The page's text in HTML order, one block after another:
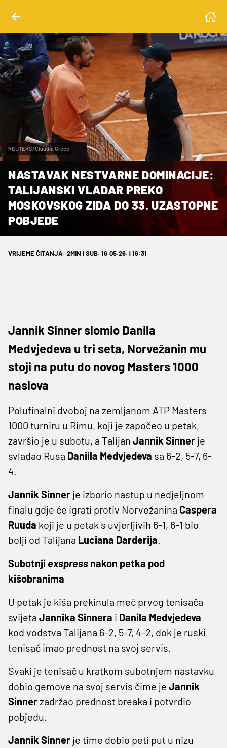
REUTERS/Claudia Greco
NASTAVAK NESTVARNE DOMINACIJE:
TALIJANSKI VLADAR PREKO
MOSKOVSKOG ZIDA DO 33. UZASTOPNE
POBJEDE
VRIJEME ČITANJA: 2MIN | SUB. 16.05.26. | 16:31
Jannik Sinner slomio Danila
Medvjedeva u tri seta, Norvežanin mu
stoji na putu do novog Masters 1000
naslova
Polufinalni dvoboj na zemljanom ATP Masters
1000 turniru u Rimu, koji je započeo u petak,
završio je u subotu, a Talijan Jannik Sinner je
svladao Rusa Daniila Medvjedeva sa 6-2, 5-7, 6-
4.
Jannik Sinner je izborio nastup u nedjeljnom
finalu gdje će igrati protiv Norvežanina Caspera
Ruuda koji je u petak s uvjerljivih 6-1, 6-1 bio
bolji od Talijana Luciana Darderija.
Subotnji exspress nakon petka pod
kišobranima
U petak je kiša prekinula meč prvog tenisača
svijeta Jannika Sinnera i Danila Medvjedeva
kod vodstva Talijana 6-2, 5-7, 4-2, dok je ruski
tenisač imao prednost na svoj servis.
Svaki je tenisač u kratkom subotnjem nastavku
dobio gemove na svoj servis čime je Jannik
Sinnerzadržao prednost breaka i potvrdio
pobjedu.
Jannik Sinner je time dobio peti put u nizu